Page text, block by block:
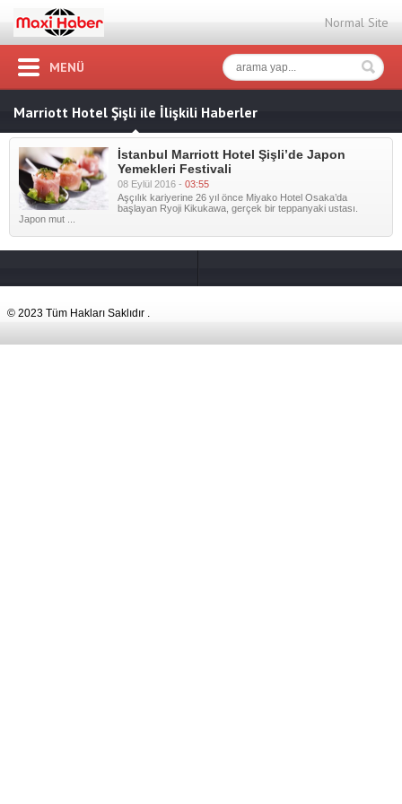
Normal Site
MENÜ
Marriott Hotel Şişli ile İlişkili Haberler
İstanbul Marriott Hotel Şişli’de Japon
Yemekleri Festivali
08 Eylül 2016 - 03:55
Aşçılık kariyerine 26 yıl önce Miyako Hotel Osaka’da
başlayan Ryoji Kikukawa, gerçek bir teppanyaki ustası.
Japon mut ...
© 2023 Tüm Hakları Saklıdır .